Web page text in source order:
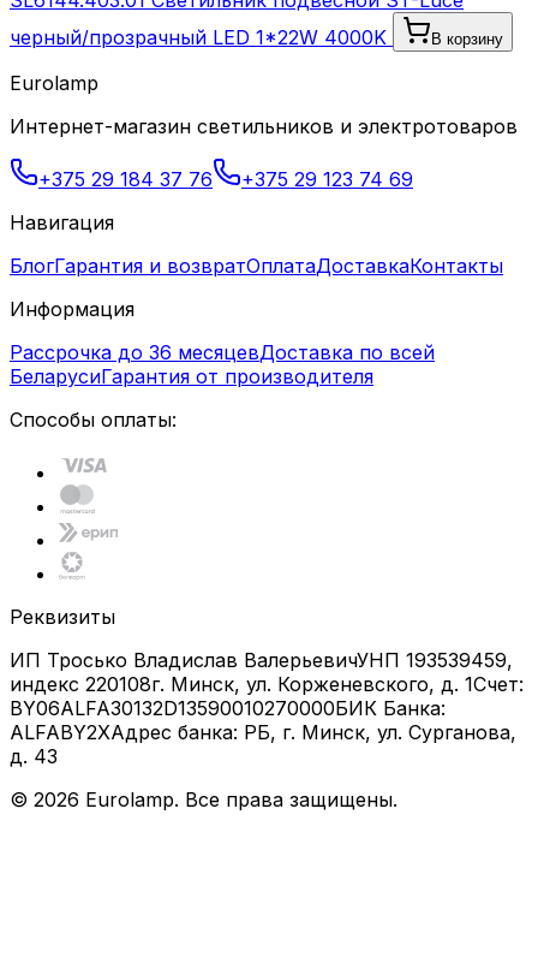
черный/прозрачный LED 1*22W 4000K
В корзину
Eurolamp
Интернет-магазин светильников и электротоваров
+375 29 184 37 76
+375 29 123 74 69
Навигация
БлогГарантия и возвратОплатаДоставкаКонтакты
Информация
Рассрочка до 36 месяцевДоставка по всей
БеларусиГарантия от производителя
Способы оплаты:
Реквизиты
ИП Тросько Владислав ВалерьевичУНП 193539459,
индекс 220108г. Минск, ул. Корженевского, д. 1Счет:
BY06ALFA30132D13590010270000БИК Банка:
ALFABY2XАдрес банка: РБ, г. Минск, ул. Сурганова,
д. 43
© 2026 Eurolamp. Все права защищены.